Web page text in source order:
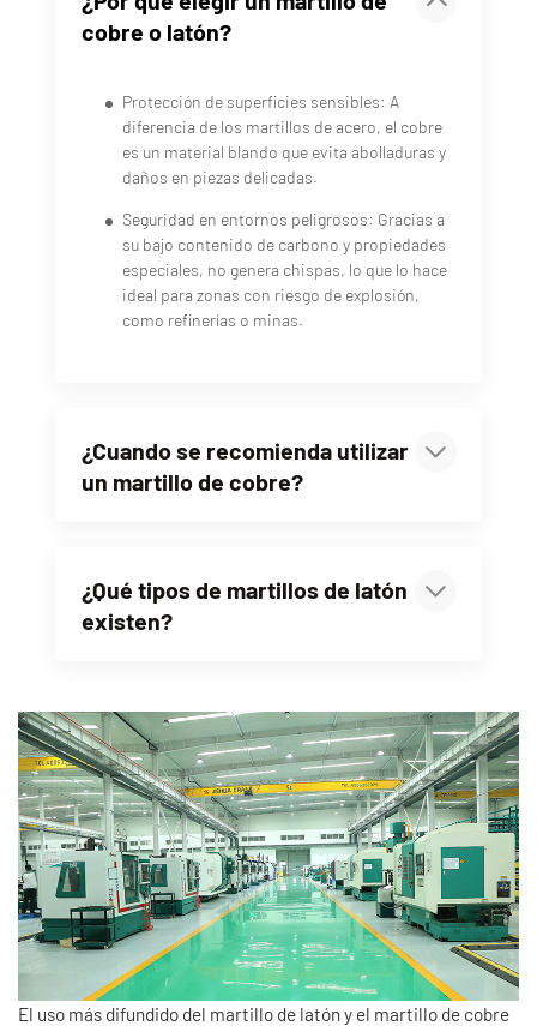
cobre o latón?
Protección de superficies sensibles: A
diferencia de los martillos de acero, el cobre
es un material blando que evita abolladuras y
daños en piezas delicadas.
Seguridad en entornos peligrosos: Gracias a
su bajo contenido de carbono y propiedades
especiales, no genera chispas, lo que lo hace
ideal para zonas con riesgo de explosión,
como refinerías o minas.
¿Cuando se recomienda utilizar
un martillo de cobre?
¿Qué tipos de martillos de latón
existen?
El uso más difundido del martillo de latón y el martillo de cobre